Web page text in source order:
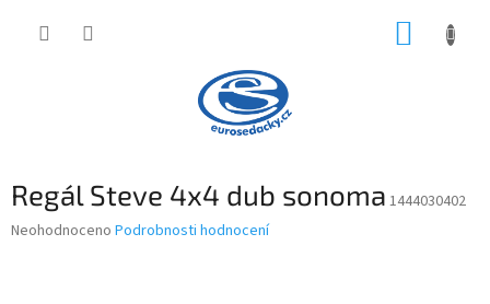
Regál Steve 4x4 dub sonoma 1444030402
Průměrné
Neohodnoceno Podrobnosti hodnocení